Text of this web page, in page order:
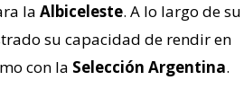
la Albiceleste. A lo largo de su
su capacidad de rendir en
con la Selección Argentina.